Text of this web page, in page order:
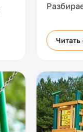
монтажу
Читать